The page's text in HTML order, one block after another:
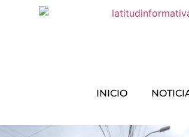
INICIO